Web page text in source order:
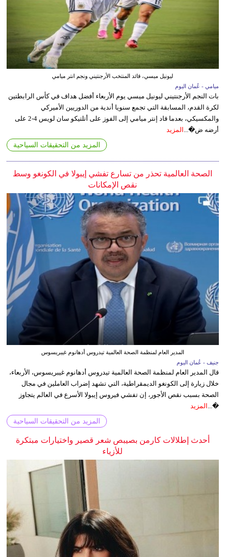
ليونيل ميسي، قائد المنتخب الأرجنتيني ونجم انتر ميامي
ميامي - عُمان اليوم
بات النجم الأرجنتيني ليونيل ميسي يوم الأربعاء أفضل هداف في كأس الرابطتين
لكرة القدم، المسابقة التي تجمع سنويا أندية من الدوريين الأميركي
والمكسيكي، بعدما قاد إنتر ميامي إلى الفوز على أتلتيكو سان لويس 4-2 على
أرضه ض�... المزيد
المزيد من التحقيقات السياحية
الصحة العالمية تحذر من تسارع تفشي إيبولا في الكونغو وسط
نقص الإمكانات
المدير العام لمنظمة الصحة العالمية تيدروس أدهانوم غيبريسوس
جنيف - عُمان اليوم
قال المدير العام لمنظمة الصحة العالمية تيدروس أدهانوم غيبريسوس، الأربعاء،
خلال زيارة إلى الكونغو الديمقراطية، التي تشهد إضراب العاملين في مجال
الصحة بسبب نقص الأجور، إن تفشي فيروس إيبولا الأسرع في العالم يتجاوز
�... المزيد
المزيد من التحقيقات السياحية
أحدث إطلالات كارمن بصيبص شعر قصير واختيارات مبتكرة
للأزياء